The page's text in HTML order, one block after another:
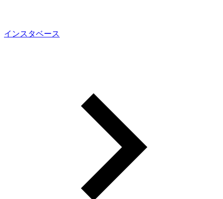
インスタベース